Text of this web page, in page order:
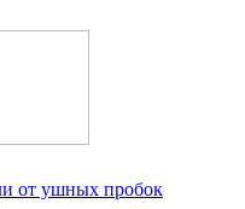
от ушных пробок